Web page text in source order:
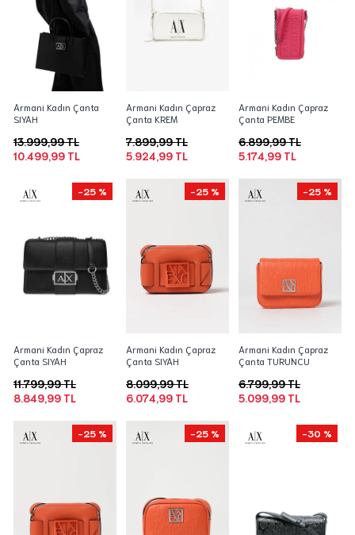
Armani Kadın Çanta
SIYAH
10.499,99 TL
13.999,99 TL
Armani Kadın Çapraz
Çanta KREM
5.924,99 TL
7.899,99 TL
Armani Kadın Çapraz
Çanta PEMBE
5.174,99 TL
6.899,99 TL
-25 %
Armani Kadın Çapraz
Çanta SIYAH
8.849,99 TL
11.799,99 TL
-25 %
Armani Kadın Çapraz
Çanta SIYAH
6.074,99 TL
8.099,99 TL
-25 %
Armani Kadın Çapraz
Çanta TURUNCU
5.099,99 TL
6.799,99 TL
-25 % -25 % -30 %